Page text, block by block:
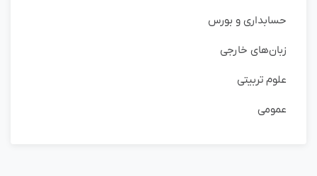
حسابداری و بورس
زبان‌های خارجی
علوم تربیتی
عمومی